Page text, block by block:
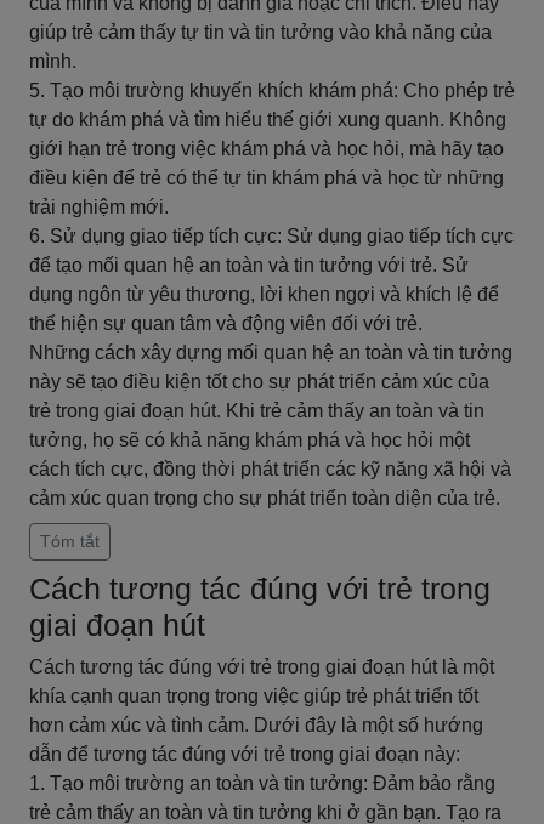
giúp trẻ cảm thấy tự tin và tin tưởng vào khả năng của
mình.
5. Tạo môi trường khuyến khích khám phá: Cho phép trẻ
tự do khám phá và tìm hiểu thế giới xung quanh. Không
giới hạn trẻ trong việc khám phá và học hỏi, mà hãy tạo
điều kiện để trẻ có thể tự tin khám phá và học từ những
trải nghiệm mới.
6. Sử dụng giao tiếp tích cực: Sử dụng giao tiếp tích cực
để tạo mối quan hệ an toàn và tin tưởng với trẻ. Sử
dụng ngôn từ yêu thương, lời khen ngợi và khích lệ để
thể hiện sự quan tâm và động viên đối với trẻ.
Những cách xây dựng mối quan hệ an toàn và tin tưởng
này sẽ tạo điều kiện tốt cho sự phát triển cảm xúc của
trẻ trong giai đoạn hút. Khi trẻ cảm thấy an toàn và tin
tưởng, họ sẽ có khả năng khám phá và học hỏi một
cách tích cực, đồng thời phát triển các kỹ năng xã hội và
cảm xúc quan trọng cho sự phát triển toàn diện của trẻ.
Tóm tắt
Cách tương tác đúng với trẻ trong
giai đoạn hút
Cách tương tác đúng với trẻ trong giai đoạn hút là một
khía cạnh quan trọng trong việc giúp trẻ phát triển tốt
hơn cảm xúc và tình cảm. Dưới đây là một số hướng
dẫn để tương tác đúng với trẻ trong giai đoạn này:
1. Tạo môi trường an toàn và tin tưởng: Đảm bảo rằng
trẻ cảm thấy an toàn và tin tưởng khi ở gần bạn. Tạo ra